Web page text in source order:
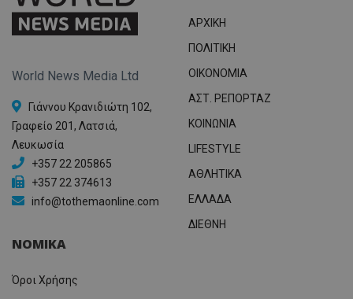
World News Media Ltd
Γιάννου Κρανιδιώτη 102,
Γραφείο 201, Λατσιά,
Λευκωσία
+357 22 205865
+357 22 374613
info@tothemaonline.com
ΑΡΧΙΚΗ
ΠΟΛΙΤΙΚΗ
OIKONOMIA
ΑΣΤ. ΡΕΠΟΡΤΑΖ
ΚΟΙΝΩΝΙΑ
LIFESTYLE
ΑΘΛΗΤΙΚΑ
ΕΛΛΑΔΑ
ΔΙΕΘΝΗ
ΝΟΜΙΚΑ
Όροι Χρήσης